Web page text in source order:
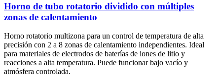
Horno de tubo rotatorio dividido con múltiples
zonas de calentamiento
Horno rotatorio multizona para un control de temperatura de alta
precisión con 2 a 8 zonas de calentamiento independientes. Ideal
para materiales de electrodos de baterías de iones de litio y
reacciones a alta temperatura. Puede funcionar bajo vacío y
atmósfera controlada.